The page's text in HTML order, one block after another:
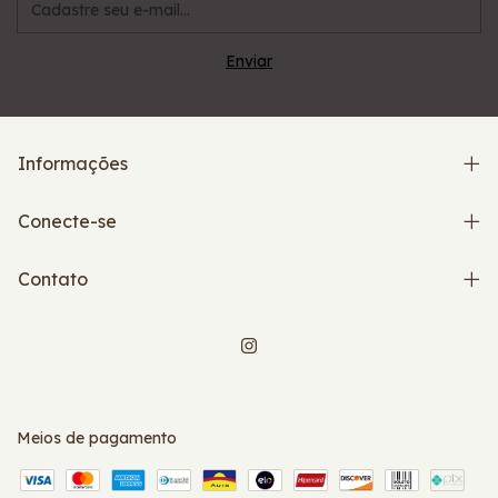
Informações
Conecte-se
Contato
Meios de pagamento